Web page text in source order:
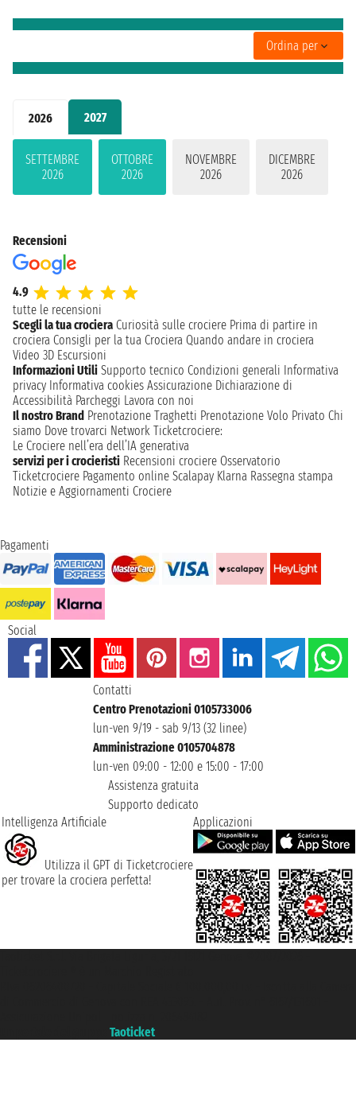
2026 2027
SETTEMBRE
2026
OTTOBRE
2026
NOVEMBRE
2026
DICEMBRE
2026
Ordina per
Recensioni
4.9
tutte le recensioni
Scegli la tua crociera Curiosità sulle crociere Prima di partire in
crociera Consigli per la tua Crociera Quando andare in crociera
Video 3D Escursioni
Informazioni Utili Supporto tecnico Condizioni generali Informativa
privacy Informativa cookies Assicurazione Dichiarazione di
Accessibilità Parcheggi Lavora con noi
Il nostro Brand Prenotazione Traghetti Prenotazione Volo Privato Chi
siamo Dove trovarci Network Ticketcrociere:
Le Crociere nell’era dell’IA generativa
servizi per i crocieristi Recensioni crociere Osservatorio
Ticketcrociere Pagamento online Scalapay Klarna Rassegna stampa
Notizie e Aggiornamenti Crociere
Pagamenti
Social
Contatti
Centro Prenotazioni 0105733006
lun-ven 9/19 - sab 9/13 (32 linee)
Amministrazione 0105704878
lun-ven 09:00 - 12:00 e 15:00 - 17:00
Assistenza gratuita
Supporto dedicato
Intelligenza Artificiale
Utilizza il GPT di Ticketcrociere
per trovare la crociera perfetta!
Applicazioni
Taoticket